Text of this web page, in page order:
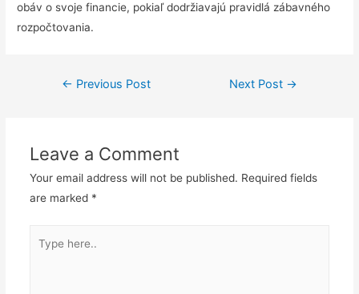
obáv o svoje financie, pokiaľ dodržiavajú pravidlá zábavného
rozpočtovania.
← Previous Post Next Post →
Leave a Comment
Your email address will not be published. Required fields
are marked *